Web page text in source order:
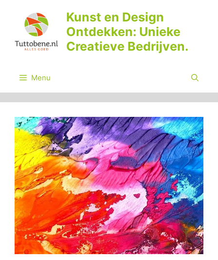
inhoud
Kunst en Design
Ontdekken: Unieke
Creatieve Bedrijven.
Menu